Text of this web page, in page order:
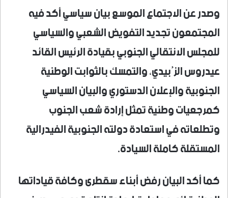
وصدر عن الاجتماع الموسع بيان سياسي أكد فيه
المجتمعون تجديد التفويض الشعبي والسياسي
للمجلس الانتقالي الجنوبي بقيادة الرئيس القائد
عيدروس الزُبيدي، والتمسك بالثوابت الوطنية
الجنوبية والإعلان الدستوري والبيان السياسي
كمرجعيات وطنية تمثل إرادة شعب الجنوب
وتطلعاته في استعادة دولته الجنوبية الفيدرالية
المستقلة كاملة السيادة.
كما أكد البيان رفض أبناء سقطرى وكافة قياداتها